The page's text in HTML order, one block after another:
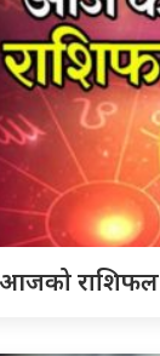
आजको राशिफल